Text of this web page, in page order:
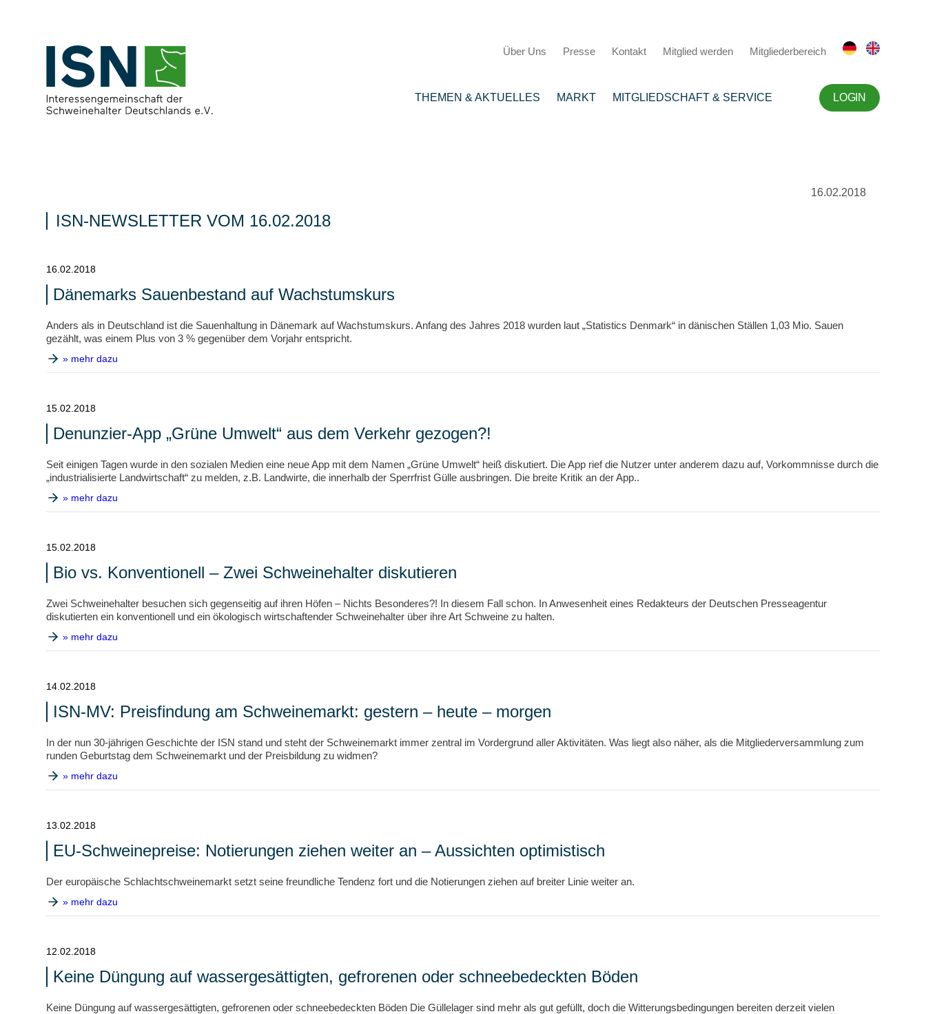
Über Uns Presse Kontakt Mitglied werden Mitgliederbereich
THEMEN & AKTUELLES MARKT MITGLIEDSCHAFT & SERVICE LOGIN
16.02.2018
ISN-NEWSLETTER VOM 16.02.2018
16.02.2018
Dänemarks Sauenbestand auf Wachstumskurs
Anders als in Deutschland ist die Sauenhaltung in Dänemark auf Wachstumskurs. Anfang des Jahres 2018 wurden laut „Statistics Denmark“ in dänischen Ställen 1,03 Mio. Sauen
gezählt, was einem Plus von 3 % gegenüber dem Vorjahr entspricht.
» mehr dazu
15.02.2018
Denunzier-App „Grüne Umwelt“ aus dem Verkehr gezogen?!
Seit einigen Tagen wurde in den sozialen Medien eine neue App mit dem Namen „Grüne Umwelt“ heiß diskutiert. Die App rief die Nutzer unter anderem dazu auf, Vorkommnisse durch die
„industrialisierte Landwirtschaft“ zu melden, z.B. Landwirte, die innerhalb der Sperrfrist Gülle ausbringen. Die breite Kritik an der App..
» mehr dazu
15.02.2018
Bio vs. Konventionell – Zwei Schweinehalter diskutieren
Zwei Schweinehalter besuchen sich gegenseitig auf ihren Höfen – Nichts Besonderes?! In diesem Fall schon. In Anwesenheit eines Redakteurs der Deutschen Presseagentur
diskutierten ein konventionell und ein ökologisch wirtschaftender Schweinehalter über ihre Art Schweine zu halten.
» mehr dazu
14.02.2018
ISN-MV: Preisfindung am Schweinemarkt: gestern – heute – morgen
In der nun 30-jährigen Geschichte der ISN stand und steht der Schweinemarkt immer zentral im Vordergrund aller Aktivitäten. Was liegt also näher, als die Mitgliederversammlung zum
runden Geburtstag dem Schweinemarkt und der Preisbildung zu widmen?
» mehr dazu
13.02.2018
EU-Schweinepreise: Notierungen ziehen weiter an – Aussichten optimistisch
Der europäische Schlachtschweinemarkt setzt seine freundliche Tendenz fort und die Notierungen ziehen auf breiter Linie weiter an.
» mehr dazu
12.02.2018
Keine Düngung auf wassergesättigten, gefrorenen oder schneebedeckten Böden
Keine Düngung auf wassergesättigten, gefrorenen oder schneebedeckten Böden Die Güllelager sind mehr als gut gefüllt, doch die Witterungsbedingungen bereiten derzeit vielen